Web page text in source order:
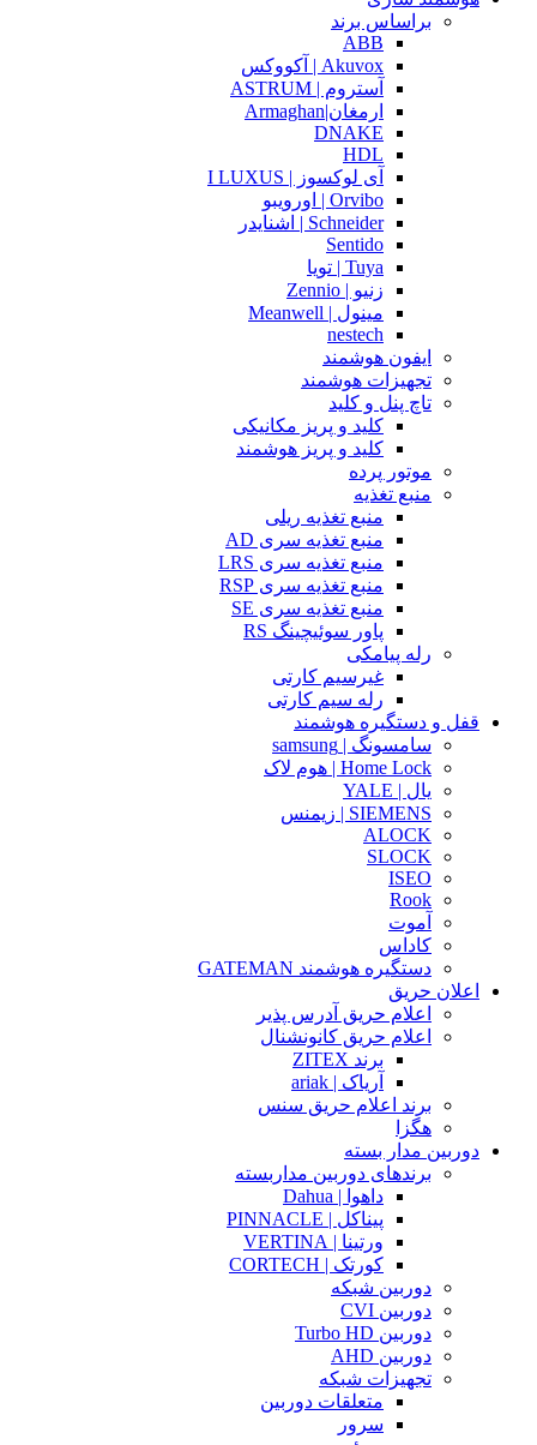
براساس برند
ABB
Akuvox | آکووکس
آستروم | ASTRUM
ارمغان|Armaghan
DNAKE
HDL
آی لوکسوز | I LUXUS
Orvibo | اورویبو
Schneider | اشنایدر
Sentido
Tuya | تویا
زنیو | Zennio
مینول | Meanwell
nestech
ایفون هوشمند
تجهیزات هوشمند
تاچ پنل و کلید
کلید و پریز مکانیکی
کلید و پریز هوشمند
موتور پرده
منبع تغذیه
منبع تغذیه ریلی
منبع تغذیه سری AD
منبع تغذیه سری LRS
منبع تغذیه سری RSP
منبع تغذیه سری SE
پاور سوئیچینگ RS
رله پیامکی
غیرسیم کارتی
رله سیم کارتی
قفل و دستگیره هوشمند
سامسونگ | samsung
Home Lock | هوم لاک
یال | YALE
SIEMENS | زیمنس
ALOCK
SLOCK
ISEO
Rook
آموت
کاداس
دستگیره هوشمند GATEMAN
اعلان حریق
اعلام حریق آدرس پذیر
اعلام حریق کانونشنال
برند ZITEX
آریاک | ariak
برند اعلام حریق سنس
هگزا
دوربین مدار بسته
برندهای دوربین مداربسته
داهوا | Dahua
پیناکل | PINNACLE
ورتینا | VERTINA
کورتک | CORTECH
دوربین شبکه
دوربین CVI
دوربین Turbo HD
دوربین AHD
تجهیزات شبکه
متعلقات دوربین
سرور